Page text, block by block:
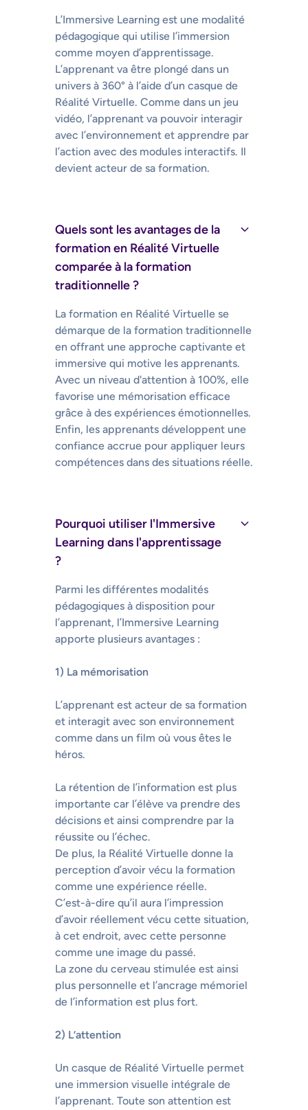
L’Immersive Learning est une modalité
pédagogique qui utilise l’immersion
comme moyen d’apprentissage.
L’apprenant va être plongé dans un
univers à 360° à l’aide d’un casque de
Réalité Virtuelle. Comme dans un jeu
vidéo, l’apprenant va pouvoir interagir
avec l’environnement et apprendre par
l’action avec des modules interactifs. Il
devient acteur de sa formation.
Quels sont les avantages de la
formation en Réalité Virtuelle
comparée à la formation
traditionnelle ?
La formation en Réalité Virtuelle se
démarque de la formation traditionnelle
en offrant une approche captivante et
immersive qui motive les apprenants.
Avec un niveau d'attention à 100%, elle
favorise une mémorisation efficace
grâce à des expériences émotionnelles.
Enfin, les apprenants développent une
confiance accrue pour appliquer leurs
compétences dans des situations réelle.
Pourquoi utiliser l'Immersive
Learning dans l'apprentissage
?
Parmi les différentes modalités
pédagogiques à disposition pour
l’apprenant, l’Immersive Learning
apporte plusieurs avantages :
1) La mémorisation
L’apprenant est acteur de sa formation
et interagit avec son environnement
comme dans un film où vous êtes le
héros.
La rétention de l’information est plus
importante car l’élève va prendre des
décisions et ainsi comprendre par la
réussite ou l’échec.
De plus, la Réalité Virtuelle donne la
perception d’avoir vécu la formation
comme une expérience réelle.
C’est-à-dire qu’il aura l’impression
d’avoir réellement vécu cette situation,
à cet endroit, avec cette personne
comme une image du passé.
La zone du cerveau stimulée est ainsi
plus personnelle et l’ancrage mémoriel
de l’information est plus fort.
2) L’attention
Un casque de Réalité Virtuelle permet
une immersion visuelle intégrale de
l’apprenant. Toute son attention est